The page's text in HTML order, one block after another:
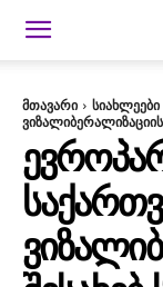
მთავარი სიახლეები
ვიზალიბერალიზაციის